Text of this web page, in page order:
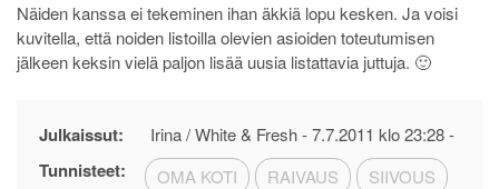
Näiden kanssa ei tekeminen ihan äkkiä lopu kesken. Ja voisi
kuvitella, että noiden listoilla olevien asioiden toteutumisen
jälkeen keksin vielä paljon lisää uusia listattavia juttuja. 🙂
Julkaissut: Irina / White & Fresh -7.7.2011 klo 23:28-
Tunnisteet: OMA KOTI RAIVAUS
SIIVOUS